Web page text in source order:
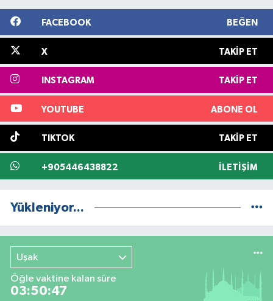
FACEBOOK BEĞEN
X TAKIP ET
INSTAGRAM TAKIP ET
YOUTUBE ABONE OL
TIKTOK TAKIP ET
+905446438822 İLETIŞIM
Yükleniyor...
Uşak
Öğle vaktine kalan süre
03:50:46